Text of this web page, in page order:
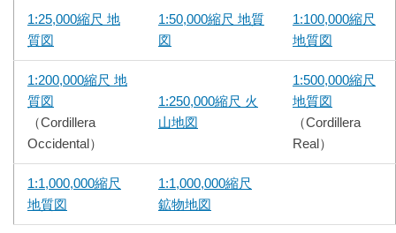
1:25,000縮尺 地
質図
1:50,000縮尺 地質
図
1:100,000縮尺
地質図
1:200,000縮尺 地
質図
（Cordillera
Occidental）
1:250,000縮尺 火
山地図
1:500,000縮尺
地質図
（Cordillera
Real）
1:1,000,000縮尺
地質図
1:1,000,000縮尺
鉱物地図